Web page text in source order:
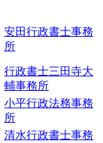
安田行政書士事務
所
行政書士三田寺大
輔事務所
小平行政法務事務
所
清水行政書士事務